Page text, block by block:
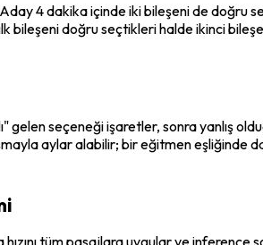
4 dakika içinde iki bileşeni de doğru
bileşeni doğru seçtikleri halde ikinci
gelen seçeneği işaretler, sonra yanlış
aylar alabilir; bir eğitmen eşliğinde
tüm pasajlara uygular ve inference